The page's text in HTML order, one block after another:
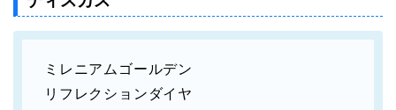
ミレニアムゴールデン
リフレクションダイヤ